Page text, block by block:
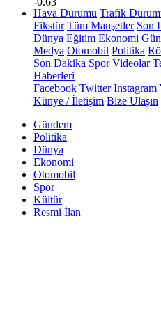
Hava Durumu Trafik
Fikstür Tüm Manşetler Son
Dünya Eğitim Ekonomi
Medya Otomobil Politika
Son Dakika Spor Videolar
Haberleri
Facebook Twitter Instagram
Künye / İletişim Bize Ulaşın
Gündem
Politika
Dünya
Ekonomi
Otomobil
Spor
Kültür
Resmi İlan